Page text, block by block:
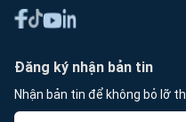
Đăng ký nhận bản tin
Nhận bản tin để không bỏ lỡ